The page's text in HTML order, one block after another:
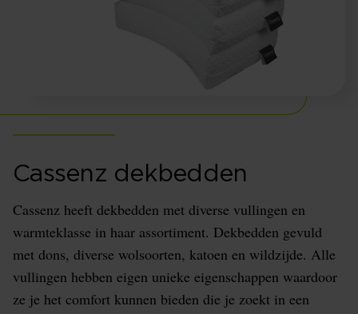
Cassenz dekbedden
Cassenz heeft dekbedden met diverse vullingen en
warmteklasse in haar assortiment. Dekbedden gevuld
met dons, diverse wolsoorten, katoen en wildzijde. Alle
vullingen hebben eigen unieke eigenschappen waardoor
ze je het comfort kunnen bieden die je zoekt in een